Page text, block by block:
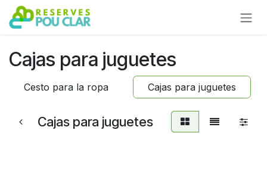
Ir al contenido
Cajas para juguetes
Cesto para la ropa Cajas para juguetes
Cajas para juguetes